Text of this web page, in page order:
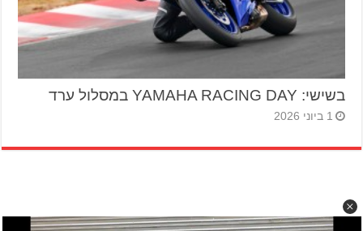
בשישי: YAMAHA RACING DAY במסלול ערד
1 ביוני 2026